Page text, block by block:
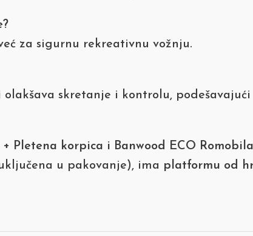
za sigurnu rekreativnu vožnju.
skretanje i kontrolu,
Pletena korpica i Banwood ECO
u pakovanje), ima platformu od